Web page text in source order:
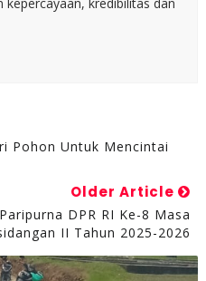
Pohon Untuk Mencintai
Older Article
DPR RI Ke-8 Masa
II Tahun 2025-2026